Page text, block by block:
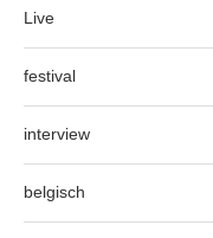
Live
festival
interview
belgisch